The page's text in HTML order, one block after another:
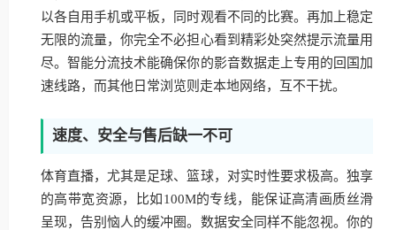
以各自用手机或平板，同时观看不同的比赛。再加上稳定
无限的流量，你完全不必担心看到精彩处突然提示流量用
尽。智能分流技术能确保你的影音数据走上专用的回国加
速线路，而其他日常浏览则走本地网络，互不干扰。
速度、安全与售后缺一不可
体育直播，尤其是足球、篮球，对实时性要求极高。独享
的高带宽资源，比如100M的专线，能保证高清画质丝滑
呈现，告别恼人的缓冲圈。数据安全同样不能忽视。你的